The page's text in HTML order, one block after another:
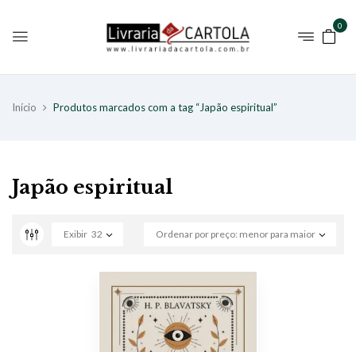
0
Início Produtos marcados com a tag “Japão espiritual”
Japão espiritual
Ordenar por preço: menor para maior
Exibir 32